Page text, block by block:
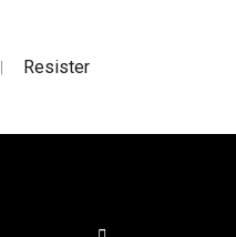
| Resister